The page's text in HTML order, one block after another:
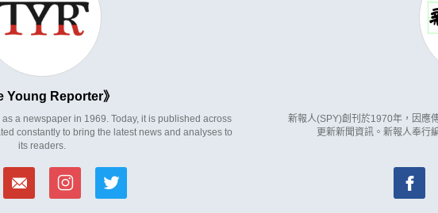
Young Reporter
a newspaper in 1969. Today, it is published across
constantly to bring the latest news and analyses to
its readers.
新報人(SPY)創刊於1970年，因應
更新新聞資訊。新報人奉行